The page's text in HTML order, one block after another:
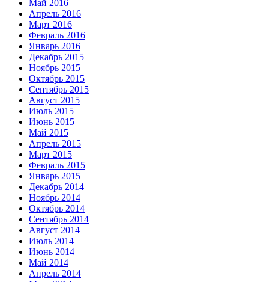
Май 2016
Апрель 2016
Март 2016
Февраль 2016
Январь 2016
Декабрь 2015
Ноябрь 2015
Октябрь 2015
Сентябрь 2015
Август 2015
Июль 2015
Июнь 2015
Май 2015
Апрель 2015
Март 2015
Февраль 2015
Январь 2015
Декабрь 2014
Ноябрь 2014
Октябрь 2014
Сентябрь 2014
Август 2014
Июль 2014
Июнь 2014
Май 2014
Апрель 2014